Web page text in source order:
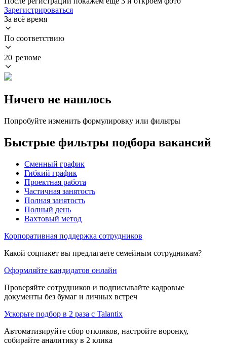
Зарегистрироваться
За всё время
По соответствию
20 резюме
Ничего не нашлось
Попробуйте изменить формулировку или фильтры
Быстрые фильтры подбора вакансий
Сменный график
Гибкий график
Проектная работа
Частичная занятость
Полная занятость
Полный день
Вахтовый метод
Корпоративная поддержка сотрудников
Какой соцпакет вы предлагаете семейным сотрудникам?
Оформляйте кандидатов онлайн
Проверяйте сотрудников и подписывайте кадровые
документы без бумаг и личных встреч
Ускорьте подбор в 2 раза с Talantix
Автоматизируйте сбор откликов, настройте воронку,
собирайте аналитику в 2 клика